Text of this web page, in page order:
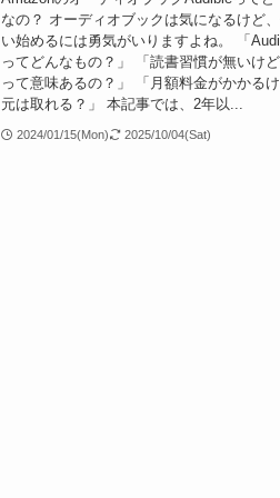
なの？ オーディオブックは気になるけど
い始めるには勇気がいりますよね。 「
ってどんなもの？」 「読書習慣が無いけ
って意味あるの？」 「月額料金がかかる
元は取れる？」 本記事では、2年以...
2024/01/15(Mon) 2025/10/04(Sat)